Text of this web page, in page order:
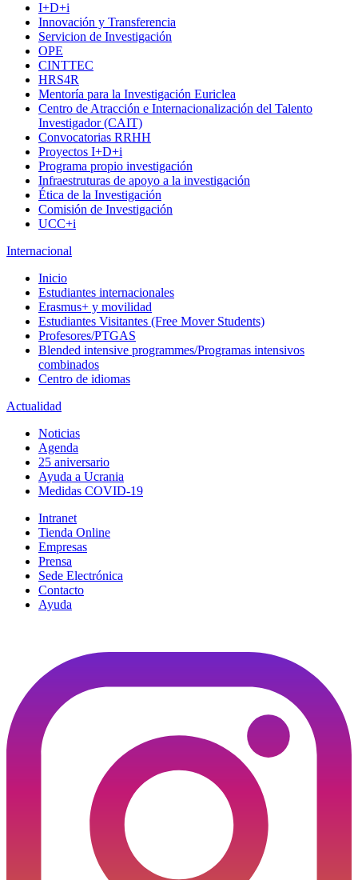
I+D+i
Innovación y Transferencia
Servicion de Investigación
OPE
CINTTEC
HRS4R
Mentoría para la Investigación Euriclea
Centro de Atracción e Internacionalización del Talento
Investigador (CAIT)
Convocatorias RRHH
Proyectos I+D+i
Programa propio investigación
Infraestruturas de apoyo a la investigación
Ética de la Investigación
Comisión de Investigación
UCC+i
Internacional
Inicio
Estudiantes internacionales
Erasmus+ y movilidad
Estudiantes Visitantes (Free Mover Students)
Profesores/PTGAS
Blended intensive programmes/Programas intensivos
combinados
Centro de idiomas
Actualidad
Noticias
Agenda
25 aniversario
Ayuda a Ucrania
Medidas COVID-19
Intranet
Tienda Online
Empresas
Prensa
Sede Electrónica
Contacto
Ayuda